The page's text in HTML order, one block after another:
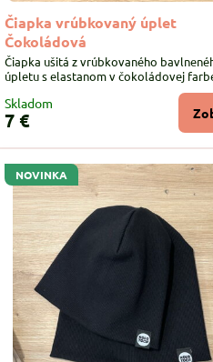
Čiapka vrúbkovaný úplet
Čokoládová
Čiapka ušitá z vrúbkovaného
úpletu s elastanom v čokoládovej
Skladom
7 €
NOVINKA